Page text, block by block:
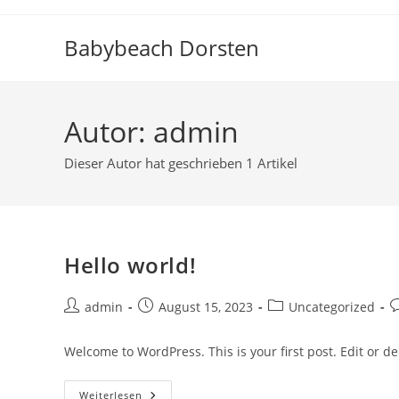
Babybeach Dorsten
Autor: admin
Dieser Autor hat geschrieben 1 Artikel
Hello world!
Beitrags-
admin
BeitragAugust 15, 2023
Beitrags-
Uncategorized
Welcome to WordPress. This is your first post. Edit or
Weiterlesen Hello